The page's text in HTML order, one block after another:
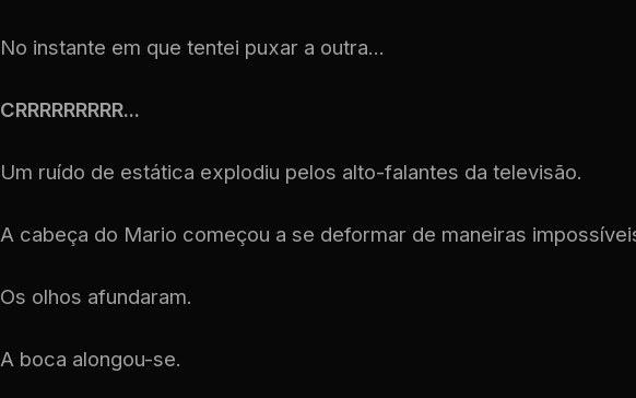
No instante em que tentei puxar a outra...
CRRRRRRRRR...
Um ruído de estática explodiu pelos alto-falantes da televisão.
A cabeça do Mario começou a se deformar de maneiras
Os olhos afundaram.
A boca alongou-se.